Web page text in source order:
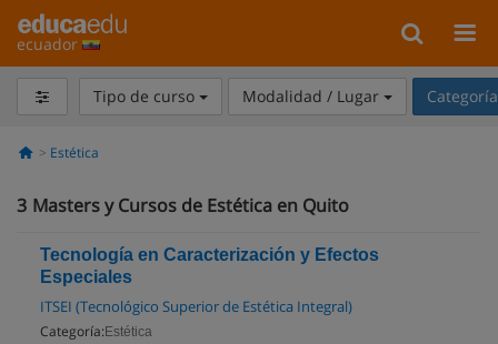
ecuador
Tipo de curso Modalidad / Lugar
Estética
3 Masters y Cursos de Estética en Quito
Tecnología en Caracterización y Efectos
Especiales
ITSEI (Tecnológico Superior de Estética Integral)
Categoría: Estética